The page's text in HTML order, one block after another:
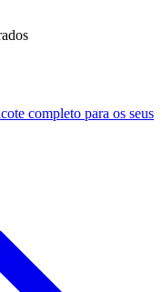
completo para os seus